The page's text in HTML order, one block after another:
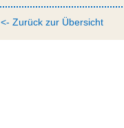
<- Zurück zur Übersicht